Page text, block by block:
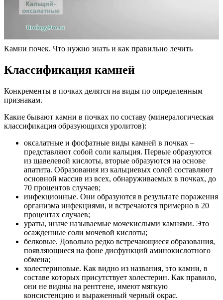
Камни почек. Что нужно знать и как правильно лечить
Классификация камней
Конкременты в почках делятся на виды по определенным
признакам.
Какие бывают камни в почках по составу (минералогическая
классификация образующихся уролитов):
оксалатные и фосфатные виды камней в почках –
представляют собой соли кальция. Первые образуются
из щавелевой кислоты, вторые образуются на основе
апатита. Образования из кальциевых солей составляют
основной массив из всех, обнаруживаемых в почках, до
70 процентов случаев;
инфекционные. Они образуются в результате поражения
организма инфекциями, и встречаются примерно в 20
процентах случаев;
ураты, иначе называемые мочекислыми камнями. Это
осажденные соли мочевой кислоты;
белковые. Довольно редко встречающиеся образования,
появляющиеся на фоне дисфункций аминокислотного
обмена;
холестериновые. Как видно из названия, это камни, в
составе которых присутствует холестерин. Как правило,
они не видны на рентгене, имеют мягкую
консистенцию и выраженный черный окрас.